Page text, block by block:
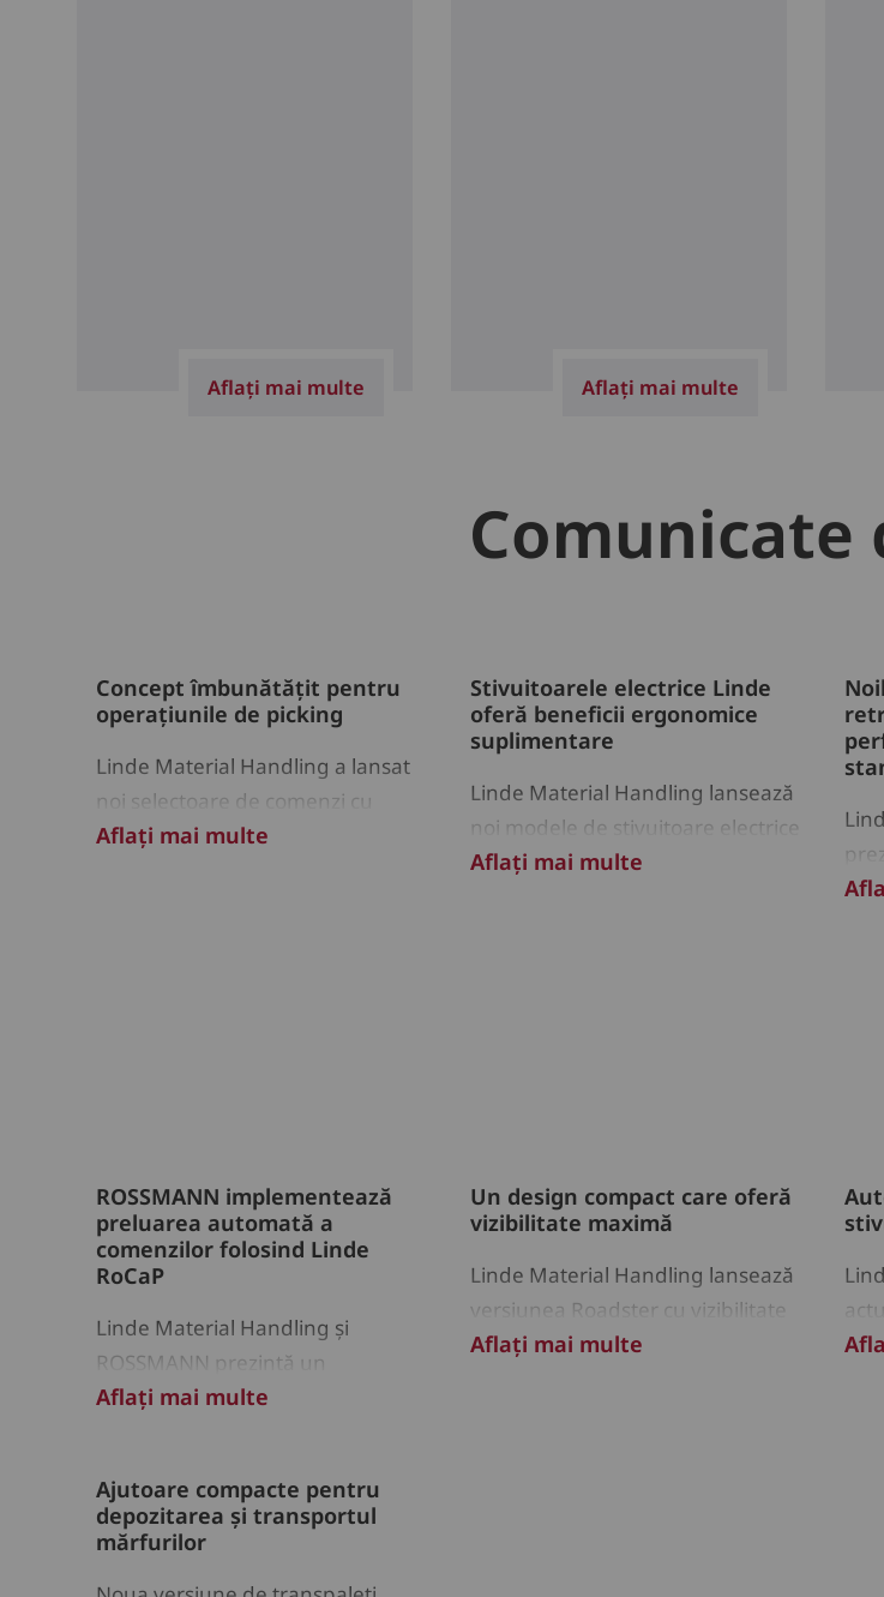
Aflați mai multe Aflați mai multe
Comunicate
Concept îmbunătățit pentru
operațiunile de picking
Linde Material Handling a lansat
noi selectoare de comenzi cu
baterie Li-ION integrată
Aflați mai multe
Stivuitoarele electrice Linde
oferă beneficii ergonomice
suplimentare
Linde Material Handling lansează
noi modele de stivuitoare electrice
cu baterie litiu-ion integrată
Aflați mai multe
ROSSMANN implementează
preluarea automată a
comenzilor folosind Linde
RoCaP
Linde Material Handling și
ROSSMANN prezintă un
echipament robotizat inovator
Aflați mai multe
Un design compact care oferă
vizibilitate maximă
Linde Material Handling lansează
versiunea Roadster cu vizibilitate
optimizată pentru noua serie de
Aflați mai multe
Ajutoare compacte pentru
depozitarea și transportul
mărfurilor